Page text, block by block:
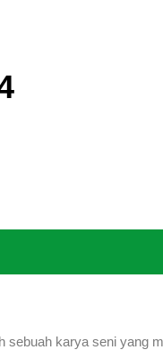
karya seni yang